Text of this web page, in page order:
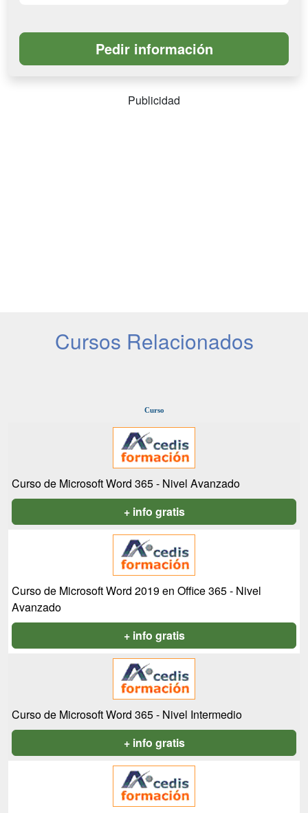
Publicidad
Cursos Relacionados
Curso
Curso de Microsoft Word 365 - Nivel Avanzado
+ info gratis
Curso de Microsoft Word 2019 en Office 365 - Nivel
Avanzado
+ info gratis
Curso de Microsoft Word 365 - Nivel Intermedio
+ info gratis